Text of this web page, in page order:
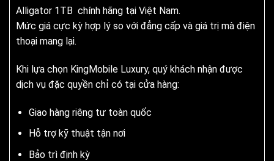
Alligator 1TB chính hãng tại Việt Nam.
Mức giá cực kỳ hợp lý so với đẳng cấp và giá trị mà điện
thoại mang lại.
Khi lựa chọn KingMobile Luxury, quý khách nhận được
dịch vụ đặc quyền chỉ có tại cửa hàng:
Giao hàng riêng tư toàn quốc
Hỗ trợ kỹ thuật tận nơi
Bảo trì định kỳ